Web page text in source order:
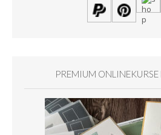
PREMIUM ONLINEKURSE